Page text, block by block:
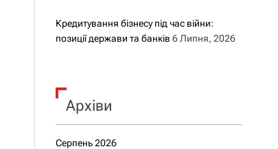
Кредитування бізнесу під час війни:
позиції держави та банків 6 Липня, 2026
Архіви
Серпень 2026